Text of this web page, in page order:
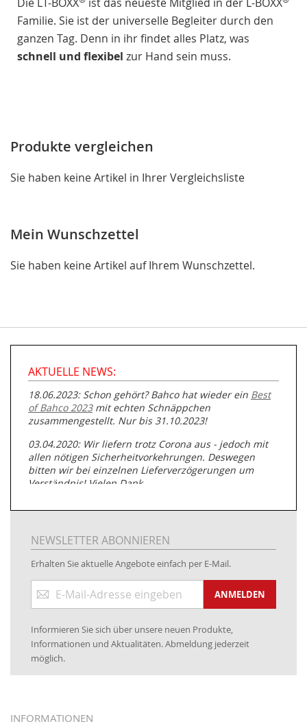
Familie. Sie ist der universelle Begleiter durch den
ganzen Tag. Denn in ihr findet alles Platz, was
schnell und flexibel zur Hand sein muss.
Produkte vergleichen
Sie haben keine Artikel in Ihrer Vergleichsliste
Mein Wunschzettel
Sie haben keine Artikel auf Ihrem Wunschzettel.
AKTUELLE NEWS:
18.06.2023: Schon gehört? Bahco hat wieder ein Best
of Bahco 2023mit echten Schnäppchen
zusammengestellt. Nur bis 31.10.2023!
03.04.2020: Wir liefern trotz Corona aus - jedoch mit
allen nötigen Sicherheitvorkehrungen. Deswegen
bitten wir bei einzelnen Lieferverzögerungen um
Verständnis! Vielen Dank.
05.07.2019: Neuester Zugang zu unserer
Rohrbearbeitung
01.06.2019: Individuell
bedruckte Kabeltrommeln
www.kabeltrommeln-versand.de/Kabelbedruckung
04.11.2018: Überarbeitung der Corporate Identity (CI)
16.01.2017:JETZT NEU- Visa & MasterCard (inkl.
Maestro)
12.01.2017:JETZT NEU- giropay, SOFORT-Überweisung
05.09.2016: NEUE Topseller bei
NEWSLETTER ABONNIEREN
Erhalten Sie aktuelle Angebote einfach per E-Mail.
zum
ANMELDEN
Informieren Sie sich über unsere neuen Produkte,
Informationen und Aktualitäten. Abmeldung jederzeit
möglich.
INFORMATIONEN